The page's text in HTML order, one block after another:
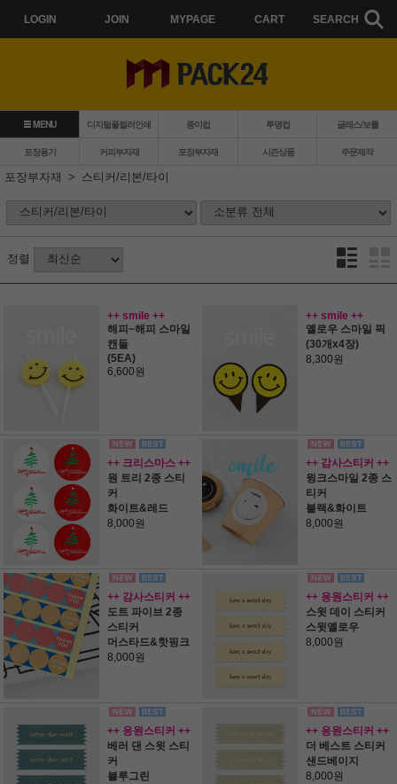
LOGIN JOIN MYPAGE CART SEARCH
MENU 디지털풀컬러인쇄 종이컵 투명컵 글래스/보틀
포장용기 커피부자재 포장부자재 시즌상품
주문제작
포장부자재
스티커/리본/타이
정렬
++ smile ++
해피~해피 스마일
캔들
(5EA)
6,600원
++ smile ++
옐로우 스마일 픽
(30개x4장)
8,300원
++ 크리스마스 ++
원 트리 2종 스티
커
화이트&레드
8,000원
++ 감사스티커 ++
윙크스마일 2종 스
티커
블랙&화이트
8,000원
++ 감사스티커 ++
도트 파이브 2종
스티커
머스타드&핫핑크
8,000원
++ 응원스티커 ++
스윗 데이 스티커
스윗옐로우
8,000원
++ 응원스티커 ++
베러 댄 스윗 스티
커
블루그린
++ 응원스티커 ++
더 베스트 스티커
샌드베이지
8,000원